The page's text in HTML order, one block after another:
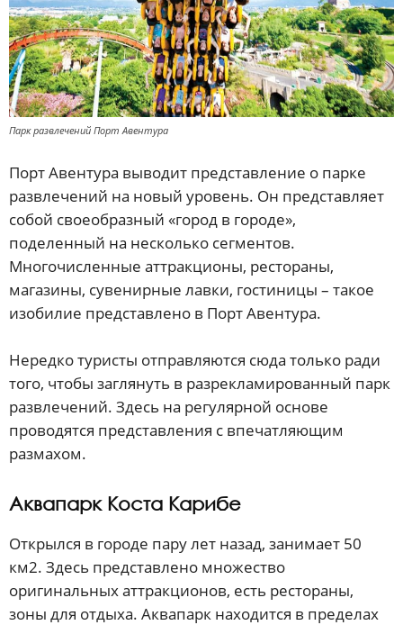
Парк развлечений Порт Авентура
Порт Авентура выводит представление о парке
развлечений на новый уровень. Он представляет
собой своеобразный «город в городе»,
поделенный на несколько сегментов.
Многочисленные аттракционы, рестораны,
магазины, сувенирные лавки, гостиницы – такое
изобилие представлено в Порт Авентура.
Нередко туристы отправляются сюда только ради
того, чтобы заглянуть в разрекламированный парк
развлечений. Здесь на регулярной основе
проводятся представления с впечатляющим
размахом.
Аквапарк Коста Карибе
Открылся в городе пару лет назад, занимает 50
км2. Здесь представлено множество
оригинальных аттракционов, есть рестораны,
зоны для отдыха. Аквапарк находится в пределах